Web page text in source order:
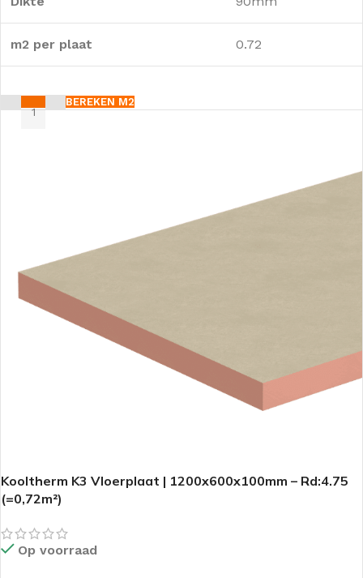
m2 per plaat 0.72
BEREKEN M2
Kooltherm K3 Vloerplaat | 1200x600x100mm – Rd:4.75
(=0,72m²)
Op voorraad